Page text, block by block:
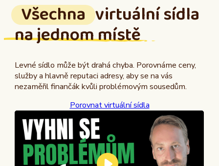
Všechna virtuální sídla
na jednom místě
Levné sídlo může být drahá chyba. Porovnáme ceny,
služby a hlavně reputaci adresy, aby se na vás
nezaměřil finančák kvůli problémovým sousedům.
Porovnat virtuální sídla